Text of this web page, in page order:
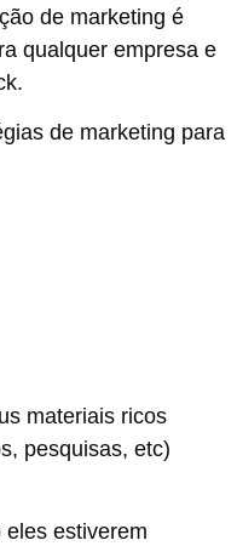
de marketing é
qualquer empresa e
de marketing para
materiais ricos
pesquisas, etc)
estiverem